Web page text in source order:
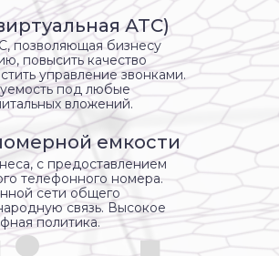
позволяющая бизнесу
повысить качество
управление звонками.
под любые
вложений.
с предоставлением
телефонного номера.
сети общего
связь. Высокое
политика.
АТС)
емкости